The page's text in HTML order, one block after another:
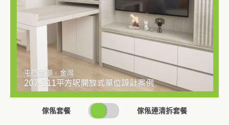
傢俬套餐
SWITCH
PRICING
傢俬連清拆套餐